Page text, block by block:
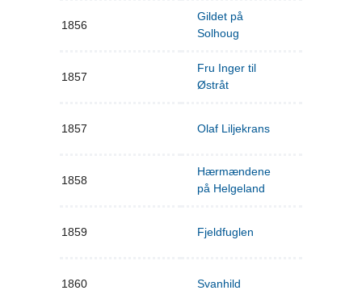
1856
Gildet på
Solhoug
1857
Fru Inger til
Østråt
1857 Olaf Liljekrans
1858
Hærmændene
på Helgeland
1859 Fjeldfuglen
1860 Svanhild